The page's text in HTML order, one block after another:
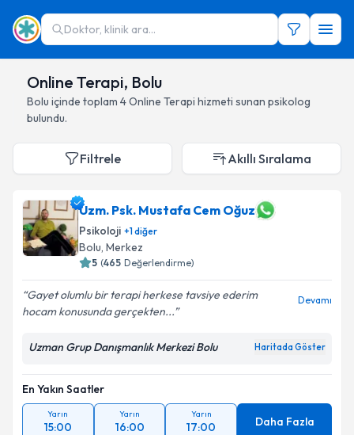
Doktor, klinik ara...
Online Terapi, Bolu
Bolu içinde toplam 4Online Terapi hizmeti sunan psikolog
bulundu.
Filtrele Akıllı Sıralama
Uzm. Psk. Mustafa Cem Oğuz
Psikoloji +1diğer
Bolu, Merkez
5 (465 Değerlendirme)
Gayet olumlu bir terapi herkese tavsiye ederim
hocam konusunda gerçekten...
Devamı
Uzman Grup Danışmanlık Merkezi Bolu Haritada Göster
En Yakın Saatler
Yarın
15:00
Yarın
16:00
Yarın
17:00 Daha Fazla